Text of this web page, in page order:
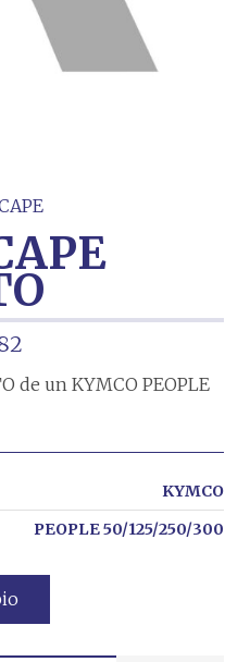
de un KYMCO PEOPLE
KYMCO
PEOPLE 50/125/250/300